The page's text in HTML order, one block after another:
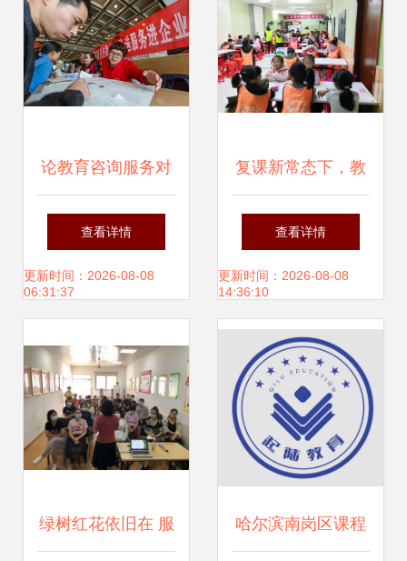
论教育咨询服务对
个体成长的催化作
用——基于忻之承
查看详情
更新时间：2026-08-08
06:31:37
复课新常态下，教
育机构产品服务调
整与教育咨询服务
升级策略
查看详情
更新时间：2026-08-08
14:36:10
绿树红花依旧在 服 哈尔滨南岗区课程